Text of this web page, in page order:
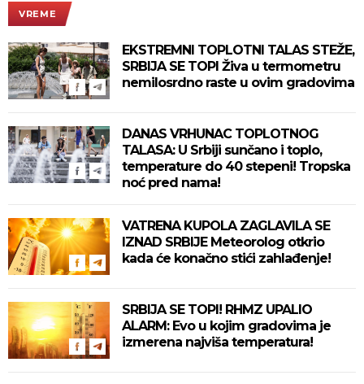
VREME
EKSTREMNI TOPLOTNI TALAS STEŽE,
SRBIJA SE TOPI Živa u termometru
nemilosrdno raste u ovim gradovima
DANAS VRHUNAC TOPLOTNOG
TALASA: U Srbiji sunčano i toplo,
temperature do 40 stepeni! Tropska
noć pred nama!
VATRENA KUPOLA ZAGLAVILA SE
IZNAD SRBIJE Meteorolog otkrio
kada će konačno stići zahlađenje!
SRBIJA SE TOPI! RHMZ UPALIO
ALARM: Evo u kojim gradovima je
izmerena najviša temperatura!